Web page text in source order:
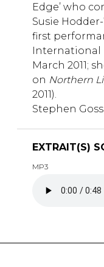
Edge’ who
Susie
first
International
March 2011;
on Northern
2011).
Stephen Goss
EXTRAIT(S)
MP3